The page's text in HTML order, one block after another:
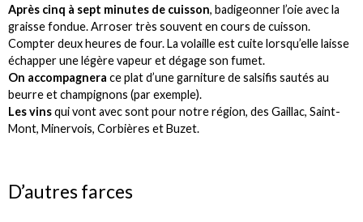
Après cinq à sept minutes de cuisson, badigeonner l’oie avec la
graisse fondue. Arroser très souvent en cours de cuisson.
Compter deux heures de four. La volaille est cuite lorsqu’elle laisse
échapper une légère vapeur et dégage son fumet.
On accompagnera ce plat d’une garniture de salsifis sautés au
beurre et champignons (par exemple).
Les vinsqui vont avec sont pour notre région, des Gaillac, Saint-
Mont, Minervois, Corbières et Buzet.
D’autres farces